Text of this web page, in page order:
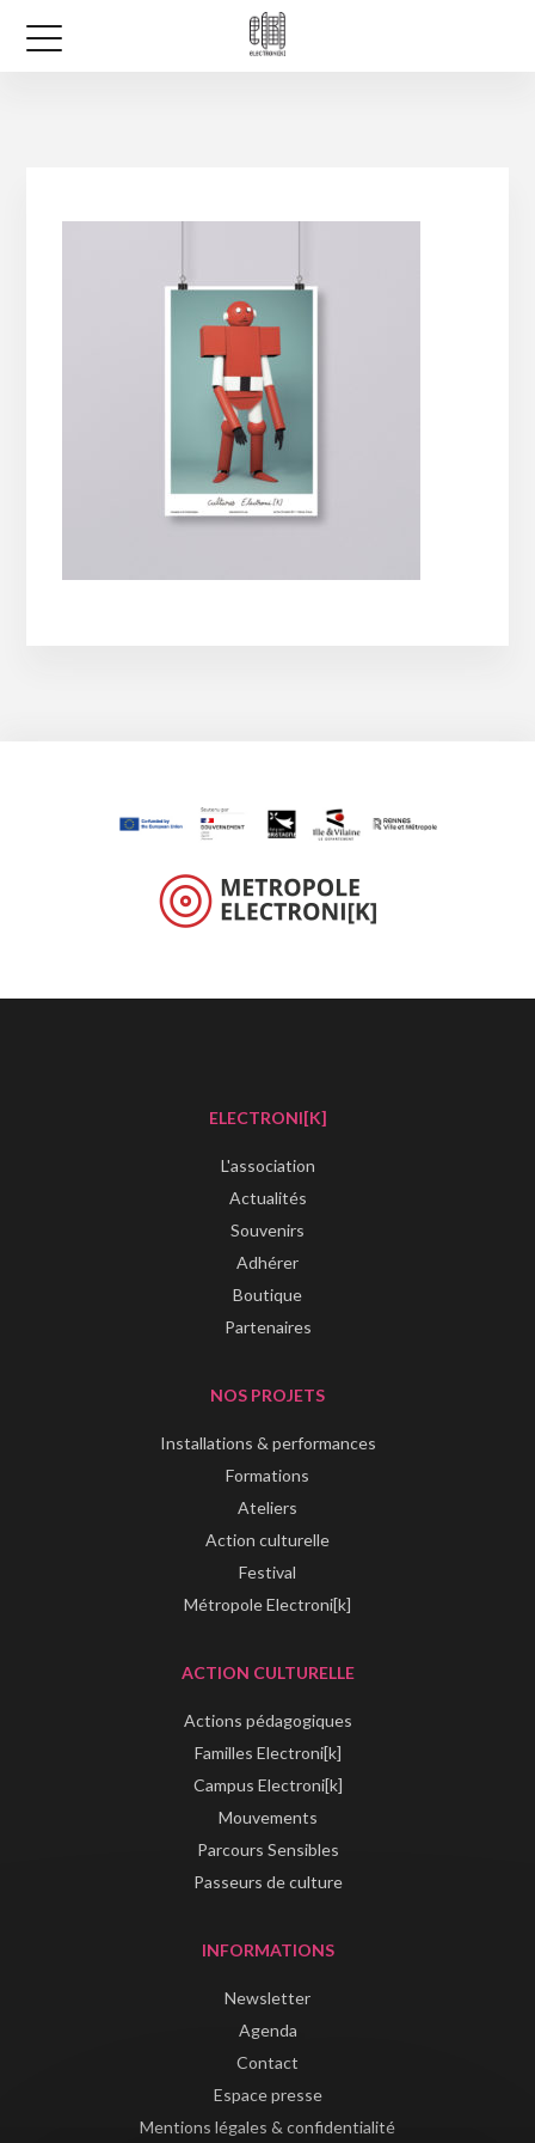
ELECTRONI[K]
L'association
Actualités
Souvenirs
Adhérer
Boutique
Partenaires
NOS PROJETS
Installations & performances
Formations
Ateliers
Action culturelle
Festival
Métropole Electroni[k]
ACTION CULTURELLE
Actions pédagogiques
Familles Electroni[k]
Campus Electroni[k]
Mouvements
Parcours Sensibles
Passeurs de culture
INFORMATIONS
Newsletter
Agenda
Contact
Espace presse
Mentions légales & confidentialité